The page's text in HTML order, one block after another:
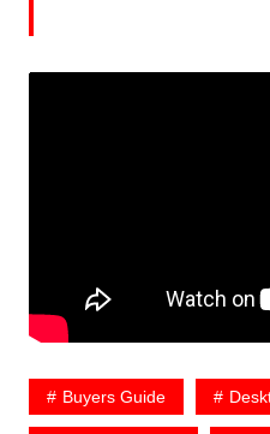
Buyers Guide